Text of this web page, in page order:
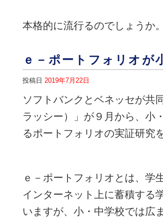
本格的に流行るのでしょうか。
ｅ－ポートフォリオが
投稿日 2019年7月22日
ソフトバンクとベネッセが共
ラッシー）」が９月から、小
るポートフォリオの実証研究
ｅ－ポートフォリオとは、学
インターネット上に蓄積する
いますが、小・中学校では広